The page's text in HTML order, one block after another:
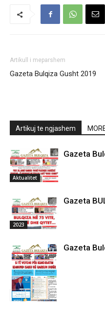
Artikull i meparshem
Gazeta Bulqiza Gusht 2019
Artikuj te ngjashem
Aktualitet
Gazeta
2023
Gazeta
Gazeta